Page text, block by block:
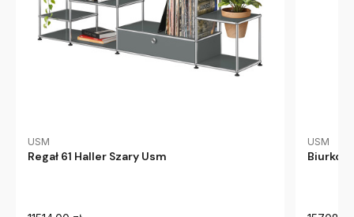
USM
Regał 61 Haller Szary Usm
USM
Biurko